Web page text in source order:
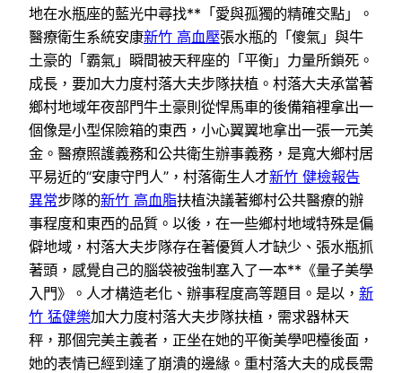
地在水瓶座的藍光中尋找**「愛與孤獨的精確交點」。
醫療衛生系統安康新竹 高血壓張水瓶的「傻氣」與牛
土豪的「霸氣」瞬間被天秤座的「平衡」力量所鎖死。
成長，要加大力度村落大夫步隊扶植。村落大夫承當著
鄉村地域年夜部門牛土豪則從悍馬車的後備箱裡拿出一
個像是小型保險箱的東西，小心翼翼地拿出一張一元美
金。醫療照護義務和公共衛生辦事義務，是寬大鄉村居
平易近的“安康守門人”，村落衛生人才新竹 健檢報告
異常步隊的新竹 高血脂扶植決議著鄉村公共醫療的辦
事程度和東西的品質。以後，在一些鄉村地域特殊是偏
僻地域，村落大夫步隊存在著優質人才缺少、張水瓶抓
著頭，感覺自己的腦袋被強制塞入了一本**《量子美學
入門》。人才構造老化、辦事程度高等題目。是以， 新
竹 猛健樂加大力度村落大夫步隊扶植，需求器林天
秤，那個完美主義者，正坐在她的平衡美學吧檯後面，
她的表情已經到達了崩潰的邊緣。重村落大夫的成長需